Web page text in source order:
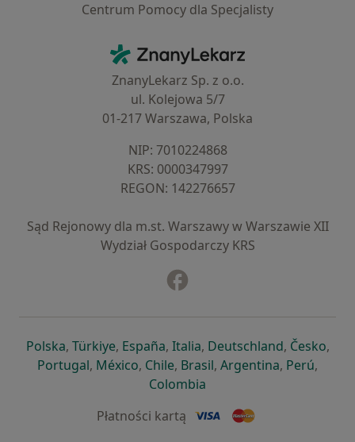
Centrum Pomocy dla Specjalisty
ZnanyLekarz - Strona główna
ZnanyLekarz Sp. z o.o.
ul. Kolejowa 5/7
01-217 Warszawa, Polska
NIP: ⁠7010224868
KRS: ⁠0000347997
REGON: ⁠142276657
Sąd Rejonowy dla m.st. Warszawy w Warszawie XII
Wydział Gospodarczy KRS
Polskaotwiera się w nowej karcie
, Türkiyeotwiera się w nowej karcie
, Españaotwiera się w nowej karcie
, Italiaotwiera się w nowej
, Deutschlandotwiera się
, Česko,
Portugalotwiera się w nowej karcie
, Méxicootwiera się w nowej karcie
, Chileotwiera się w nowej karcie
, Brasilotwiera się w nowej
, Argentinaotwiera się
, Perú,
Colombia
Płatności kartą